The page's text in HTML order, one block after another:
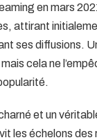
en mars
attirant
ses diffusions.
cela ne
et un
les échelons